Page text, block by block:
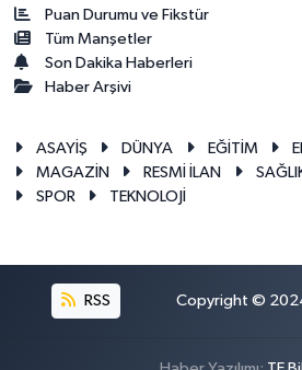
Puan Durumu ve Fikstür
Tüm Manşetler
Son Dakika Haberleri
Haber Arşivi
ASAYİŞ DÜNYA EĞİTİM
MAGAZİN
RESMİ İLAN
SPOR
TEKNOLOJİ
RSS Copyright ©